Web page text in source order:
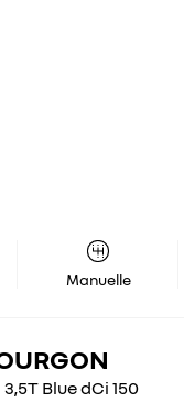
Manuelle
Blue dCi 150